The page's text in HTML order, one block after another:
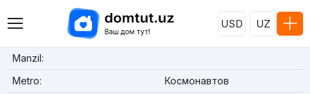
USD UZ
Manzil:
Metro:
Космонавтов